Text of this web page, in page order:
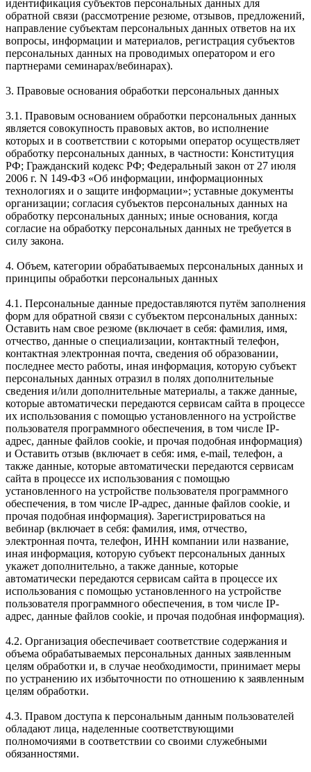
идентификация субъектов персональных данных для
обратной связи (рассмотрение резюме, отзывов, предложений,
направление субъектам персональных данных ответов на их
вопросы, информации и материалов, регистрация субъектов
персональных данных на проводимых оператором и его
партнерами семинарах/вебинарах).
3. Правовые основания обработки персональных данных
3.1. Правовым основанием обработки персональных данных
является совокупность правовых актов, во исполнение
которых и в соответствии с которыми оператор осуществляет
обработку персональных данных, в частности: Конституция
РФ; Гражданский кодекс РФ; Федеральный закон от 27 июля
2006 г. N 149-ФЗ «Об информации, информационных
технологиях и о защите информации»; уставные документы
организации; согласия субъектов персональных данных на
обработку персональных данных; иные основания, когда
согласие на обработку персональных данных не требуется в
силу закона.
4. Объем, категории обрабатываемых персональных данных и
принципы обработки персональных данных
4.1. Персональные данные предоставляются путём заполнения
форм для обратной связи с субъектом персональных данных:
Оставить нам свое резюме (включает в себя: фамилия, имя,
отчество, данные о специализации, контактный телефон,
контактная электронная почта, сведения об образовании,
последнее место работы, иная информация, которую субъект
персональных данных отразил в полях дополнительные
сведения и/или дополнительные материалы, а также данные,
которые автоматически передаются сервисам сайта в процессе
их использования с помощью установленного на устройстве
пользователя программного обеспечения, в том числе IP-
адрес, данные файлов cookie, и прочая подобная информация)
и Оставить отзыв (включает в себя: имя, e-mail, телефон, а
также данные, которые автоматически передаются сервисам
сайта в процессе их использования с помощью
установленного на устройстве пользователя программного
обеспечения, в том числе IP-адрес, данные файлов cookie, и
прочая подобная информация). Зарегистрироваться на
вебинар (включает в себя: фамилия, имя, отчество,
электронная почта, телефон, ИНН компании или название,
иная информация, которую субъект персональных данных
укажет дополнительно, а также данные, которые
автоматически передаются сервисам сайта в процессе их
использования с помощью установленного на устройстве
пользователя программного обеспечения, в том числе IP-
адрес, данные файлов cookie, и прочая подобная информация).
4.2. Организация обеспечивает соответствие содержания и
объема обрабатываемых персональных данных заявленным
целям обработки и, в случае необходимости, принимает меры
по устранению их избыточности по отношению к заявленным
целям обработки.
4.3. Правом доступа к персональным данным пользователей
обладают лица, наделенные соответствующими
полномочиями в соответствии со своими служебными
обязанностями.